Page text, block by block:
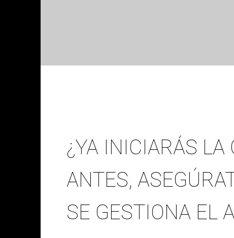
¿YA INICIARÁS
ANTES,
SE GESTIONA EL